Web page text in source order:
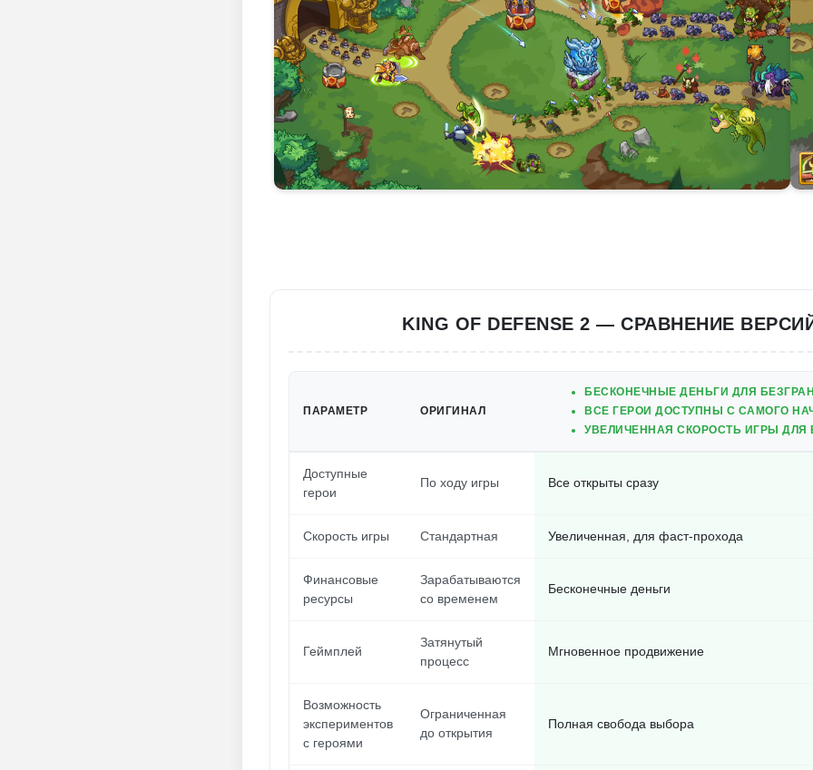
KING OF DEFENSE 2 — СРАВНЕНИЕ
ПАРАМЕТР ОРИГИНАЛ
БЕСКОНЕЧНЫЕ ДЕНЬГИ ДЛЯ
ВСЕ ГЕРОИ ДОСТУПНЫ С САМОГО
УВЕЛИЧЕННАЯ СКОРОСТЬ ИГРЫ
Доступные
герои
По ходу игры Все открыты сразу
Скорость игры Стандартная Увеличенная, для фаст-прохода
Финансовые
ресурсы
Зарабатываются
со временем
Бесконечные деньги
Геймплей
Затянутый
процесс
Мгновенное продвижение
Возможность
экспериментов
с героями
Ограниченная
до открытия
Полная свобода выбора